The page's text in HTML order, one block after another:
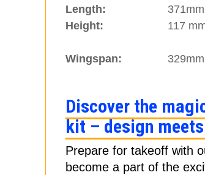
Length:
371mm
Height:
117
Wingspan: 329mm
Discover the
kit – design
Prepare for takeoff with
become a part of the